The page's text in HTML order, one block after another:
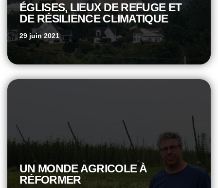
ÉGLISES, LIEUX DE REFUGE ET
DE RÉSILIENCE CLIMATIQUE
29 juin 2021
UN MONDE AGRICOLE À
RÉFORMER